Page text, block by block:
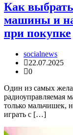
Как
машины и
при покупке
socialnews
22.07.2025
0
Один из самых
радиоуправляемая
только мальчишек,
играть с […]